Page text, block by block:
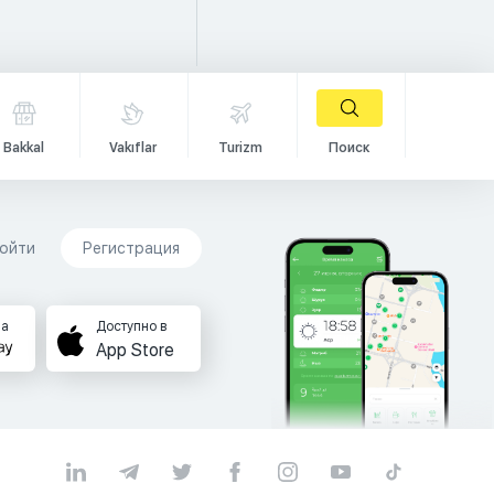
Bakkal Vakıflar Turizm Поиск
Регистрация
Доступно в
App Store